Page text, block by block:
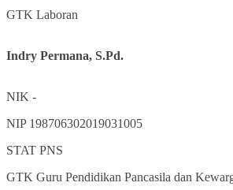
GTK Laboran
Indry Permana, S.Pd.
NIK -
NIP 198706302019031005
STAT PNS
GTK Guru Pendidikan Pancasila dan